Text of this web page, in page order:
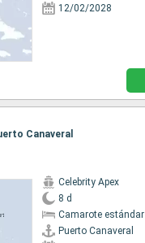
12/02/2028
Canaveral
Celebrity Apex
8 d
Camarote estándar
Puerto Canaveral